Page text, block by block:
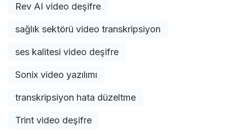
Rev AI video deşifre
sağlık sektörü video transkripsiyon
ses kalitesi video deşifre
Sonix video yazılımı
transkripsiyon hata düzeltme
Trint video deşifre